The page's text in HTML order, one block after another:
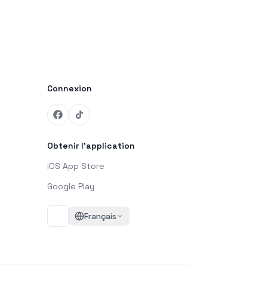
Connexion
Obtenir l'application
iOS App Store
Google Play
Français